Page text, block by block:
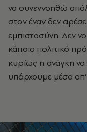
να συνεννοηθώ
στον έναν δεν
εμπιστοσύνη. Δεν
κάποιο πολιτικό
κυρίως η ανάγκη
υπάρχουμε μέσα